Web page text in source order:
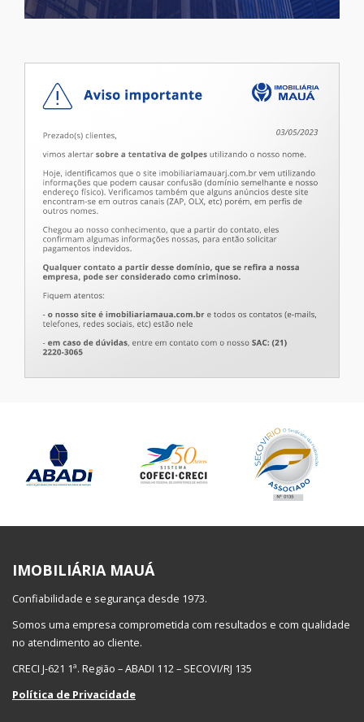
IMOBILIÁRIA MAUÁ
Confiabilidade e segurança desde 1973.
Somos uma empresa comprometida com resultados e com qualidade
no atendimento ao cliente.
CRECI J-621 1ª. Região – ABADI 112 – SECOVI/RJ 135
Política de Privacidade